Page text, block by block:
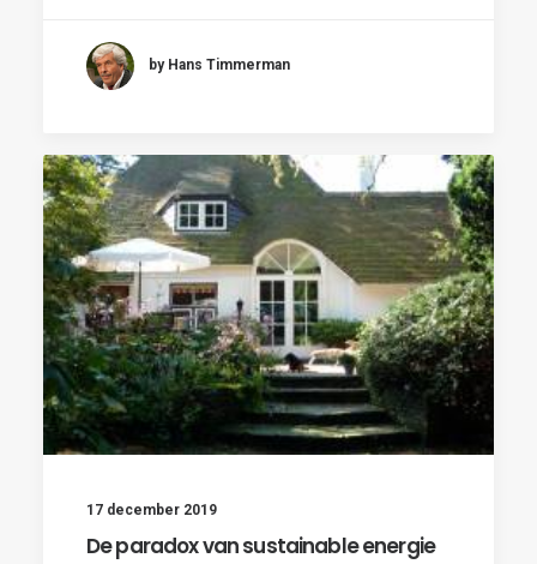
by Hans Timmerman
17 december 2019
De paradox van sustainable energie